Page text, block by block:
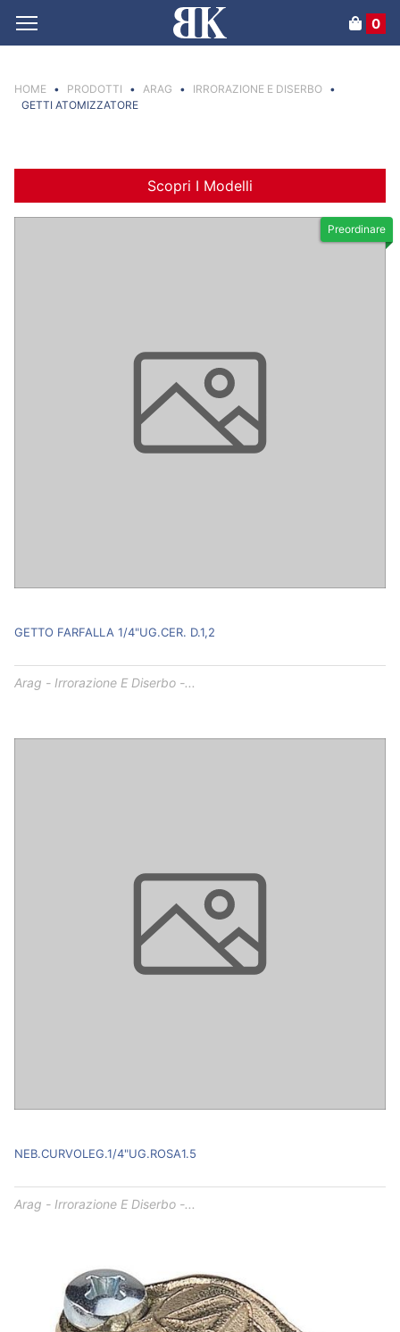
0
HOME • PRODOTTI • ARAG • IRRORAZIONE E DISERBO •
GETTI ATOMIZZATORE
Scopri I Modelli
Preordinare
GETTO FARFALLA 1/4"UG.CER. D.1,2
Arag - Irrorazione E Diserbo -...
NEB.CURVOLEG.1/4"UG.ROSA1.5
Arag - Irrorazione E Diserbo -...